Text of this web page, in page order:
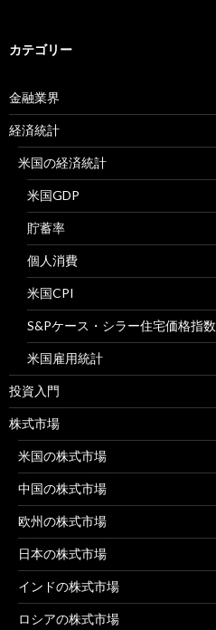
カテゴリー
金融業界
経済統計
米国の経済統計
米国GDP
貯蓄率
個人消費
米国CPI
S&Pケース・シラー住宅価格指数
米国雇用統計
投資入門
株式市場
米国の株式市場
中国の株式市場
欧州の株式市場
日本の株式市場
インドの株式市場
ロシアの株式市場